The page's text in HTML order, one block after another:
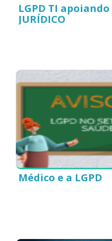
LGPD TI apoiando
JURÍDICO
Médico e a LGPD